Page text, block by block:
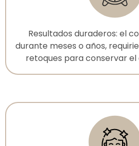
Resultados duraderos: el
durante meses o años,
retoques para conservar